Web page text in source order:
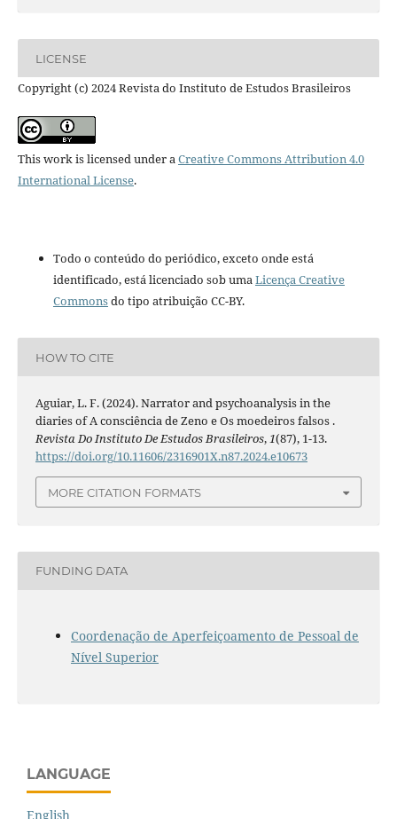
LICENSE
Copyright (c) 2024 Revista do Instituto de Estudos Brasileiros
This work is licensed under aCreative Commons Attribution 4.0
International License.
Todo o conteúdo do periódico, exceto onde está
identificado, está licenciado sob umaLicença Creative
Commonsdo tipo atribuição CC-BY.
HOW TO CITE
Aguiar, L. F. (2024). Narrator and psychoanalysis in the
diaries of A consciência de Zeno e Os moedeiros falsos .
Revista Do Instituto De Estudos Brasileiros,1(87), 1-13.
https://doi.org/10.11606/2316901X.n87.2024.e10673
MORE CITATION FORMATS
FUNDING DATA
Coordenação de Aperfeiçoamento de Pessoal de
Nível Superior
LANGUAGE
English